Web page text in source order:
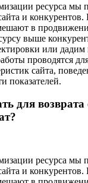
ресурса мы
и
в
выше
или
проводятся
сайта,
показателей.
для возврата
ресурса мы
и